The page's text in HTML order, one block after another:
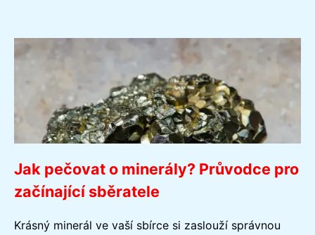
Jak pečovat o minerály? Průvodce pro
začínající sběratele
Krásný minerál ve vaší sbírce si zaslouží správnou